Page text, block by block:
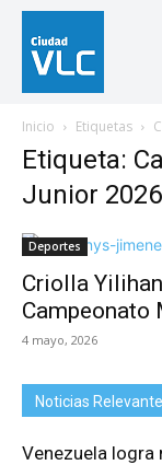
Inicio Etiquetas
Etiqueta:
Junior 2026
Deportes
Criolla
Campeonato
4 mayo, 2026
Noticias
Venezuela logra